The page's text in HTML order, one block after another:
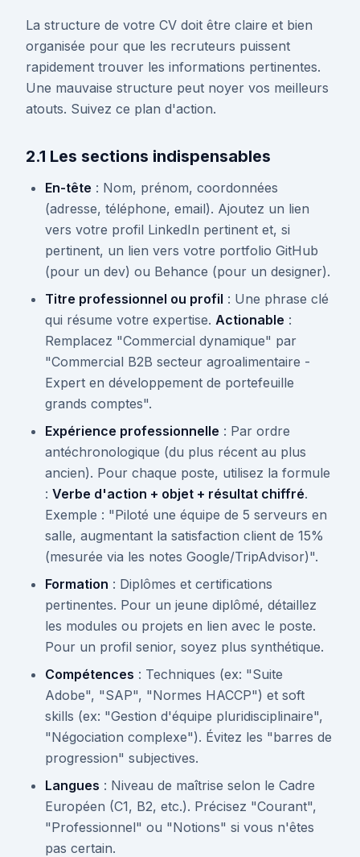
La structure de votre CV doit être claire et bien
organisée pour que les recruteurs puissent
rapidement trouver les informations pertinentes.
Une mauvaise structure peut noyer vos meilleurs
atouts. Suivez ce plan d'action.
2.1 Les sections indispensables
En-tête : Nom, prénom, coordonnées
(adresse, téléphone, email). Ajoutez un lien
vers votre profil LinkedIn pertinent et, si
pertinent, un lien vers votre portfolio GitHub
(pour un dev) ou Behance (pour un designer).
Titre professionnel ou profil : Une phrase clé
qui résume votre expertise. Actionable :
Remplacez "Commercial dynamique" par
"Commercial B2B secteur agroalimentaire -
Expert en développement de portefeuille
grands comptes".
Expérience professionnelle : Par ordre
antéchronologique (du plus récent au plus
ancien). Pour chaque poste, utilisez la formule
: Verbe d'action + objet + résultat chiffré.
Exemple : "Piloté une équipe de 5 serveurs en
salle, augmentant la satisfaction client de 15%
(mesurée via les notes Google/TripAdvisor)".
Formation : Diplômes et certifications
pertinentes. Pour un jeune diplômé, détaillez
les modules ou projets en lien avec le poste.
Pour un profil senior, soyez plus synthétique.
Compétences : Techniques (ex: "Suite
Adobe", "SAP", "Normes HACCP") et soft
skills (ex: "Gestion d'équipe pluridisciplinaire",
"Négociation complexe"). Évitez les "barres de
progression" subjectives.
Langues : Niveau de maîtrise selon le Cadre
Européen (C1, B2, etc.). Précisez "Courant",
"Professionnel" ou "Notions" si vous n'êtes
pas certain.